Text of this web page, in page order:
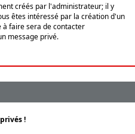
créés par l'administrateur; il y
êtes intéressé par la création d'un
faire sera de contacter
message privé.
!